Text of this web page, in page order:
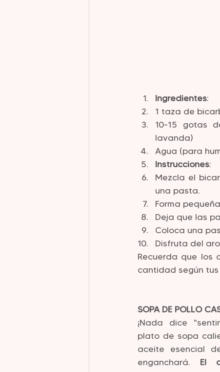
Ingredientes:
1 taza de
10-15 gotas
lavanda)
Agua (para
Instrucciones:
Mezcla el
una pasta.
Forma
Deja que las
Coloca una
Disfruta del
Recuerda que los
cantidad según
SOPA DE POLLO
¡Nada dice
plato de sopa
aceite esencial
enganchará. El